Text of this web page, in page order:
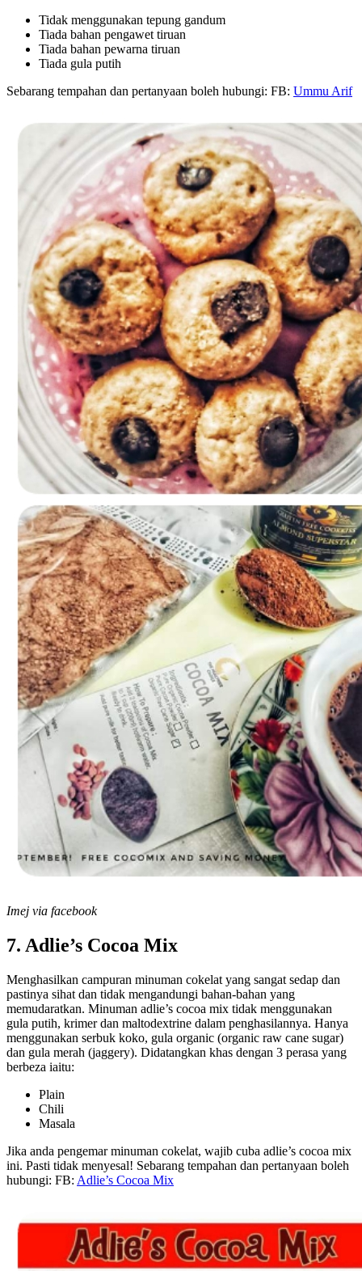
Tidak menggunakan tepung gandum
Tiada bahan pengawet tiruan
Tiada bahan pewarna tiruan
Tiada gula putih
Sebarang tempahan dan pertanyaan boleh hubungi: FB: Ummu Arif
Imej via facebook
7. Adlie’s Cocoa Mix
Menghasilkan campuran minuman cokelat yang sangat sedap dan
pastinya sihat dan tidak mengandungi bahan-bahan yang
memudaratkan. Minuman adlie’s cocoa mix tidak menggunakan
gula putih, krimer dan maltodextrine dalam penghasilannya. Hanya
menggunakan serbuk koko, gula organic (organic raw cane sugar)
dan gula merah (jaggery). Didatangkan khas dengan 3 perasa yang
berbeza iaitu:
Plain
Chili
Masala
Jika anda pengemar minuman cokelat, wajib cuba adlie’s cocoa mix
ini. Pasti tidak menyesal! Sebarang tempahan dan pertanyaan boleh
hubungi: FB: Adlie’s Cocoa Mix